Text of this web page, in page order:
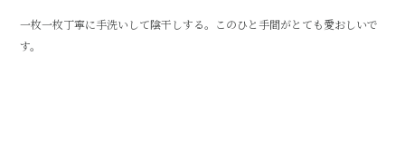
一枚一枚丁寧に手洗いして陰干しする。このひと手間がとても愛おしいで
す。